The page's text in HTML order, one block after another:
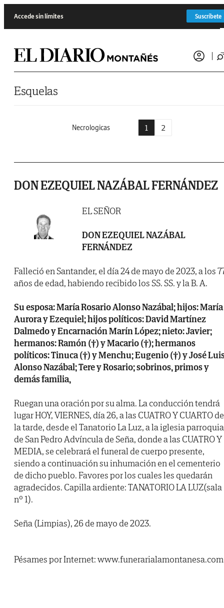
Accede sin límites Suscríbete
Esquelas
Necrologicas 1 2
DON EZEQUIEL NAZÁBAL FERNÁNDEZ
EL SEÑOR
DON EZEQUIEL NAZÁBAL
FERNÁNDEZ
Falleció en Santander, el día 24 de mayo de 2023, a los
años de edad, habiendo recibido los SS. SS. y la B. A.
Su esposa: María Rosario Alonso Nazábal; hijos: María
Aurora y Ezequiel; hijos políticos: David Martínez
Dalmedo y Encarnación Marín López; nieto: Javier;
hermanos: Ramón (†) y Macario (†); hermanos
políticos: Tinuca (†) y Menchu; Eugenio (†) y José
Alonso Nazábal; Tere y Rosario; sobrinos, primos y
demás familia,
Ruegan una oración por su alma. La conducción tendrá
lugar HOY, VIERNES, día 26, a las CUATRO Y CUARTO de
la tarde, desde el Tanatorio La Luz, a la iglesia
de San Pedro Advíncula de Seña, donde a las CUATRO Y
MEDIA, se celebrará el funeral de cuerpo presente,
siendo a continuación su inhumación en el cementerio
de dicho pueblo. Favores por los cuales les quedarán
agradecidos. Capilla ardiente: TANATORIO LA LUZ(sala
nº 1).
Seña (Limpias), 26 de mayo de 2023.
Pésames por Internet: www.funerarialamontanesa.com